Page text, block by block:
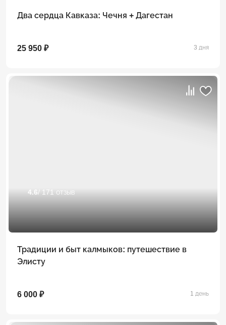
Два сердца Кавказа: Чечня + Дагестан
25 950 ₽ 3 дня
4.6/ 171 отзыв
Традиции и быт калмыков: путешествие в
Элисту
6 000 ₽ 1 день